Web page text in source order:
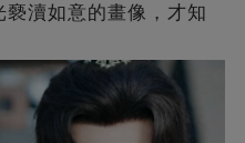
褻瀆如意的畫像，才知